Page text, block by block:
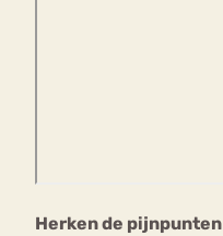
Herken de pijnpunten